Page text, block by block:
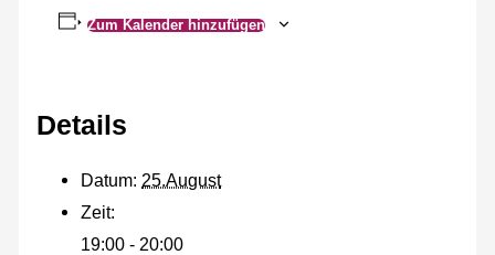
Zum Kalender hinzufügen
Details
Datum: 25.August
Zeit:
19:00 - 20:00